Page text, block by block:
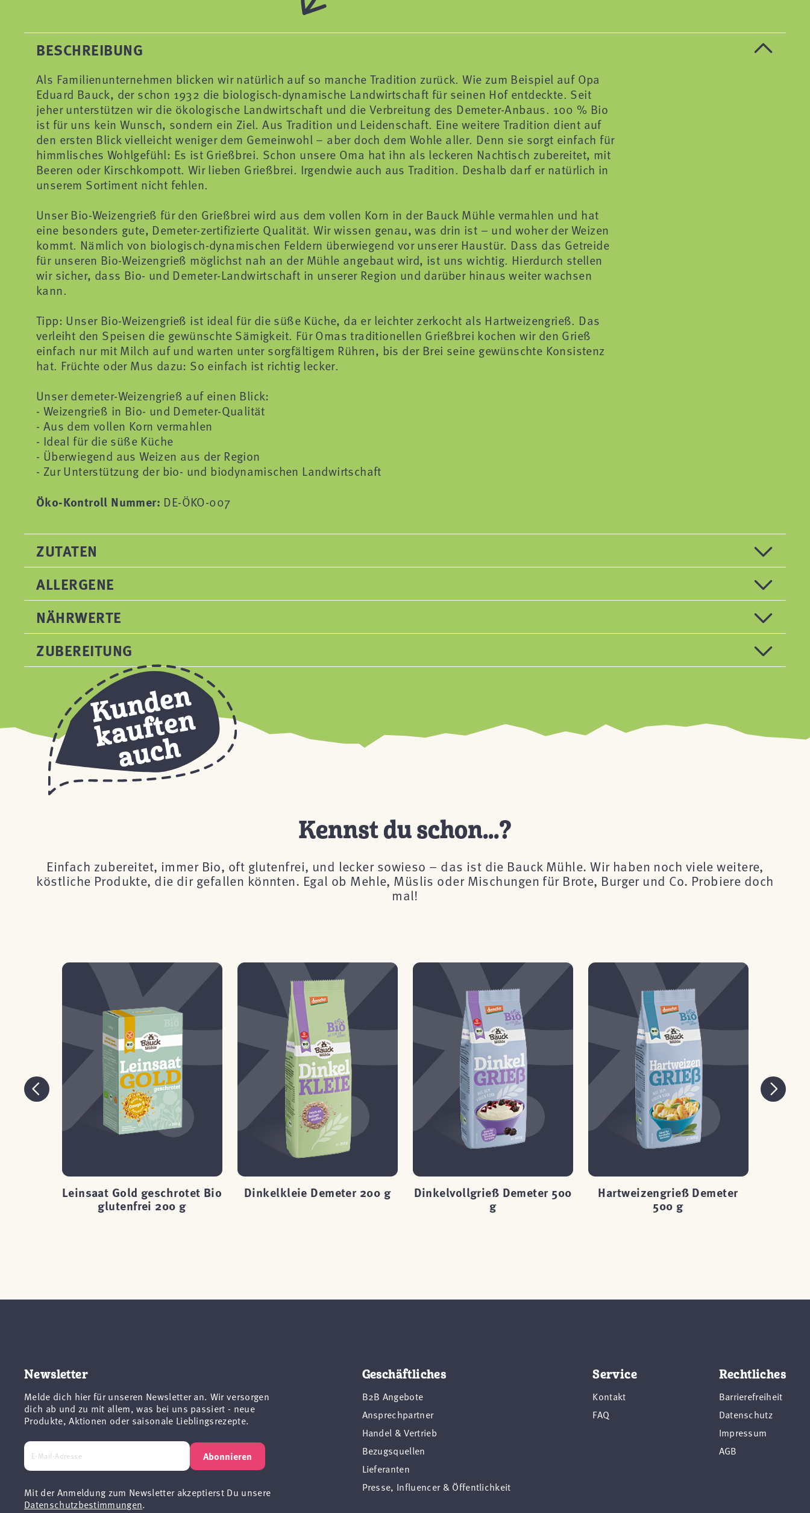
BESCHREIBUNG
Als Familienunternehmen blicken wir natürlich auf so manche Tradition zurück. Wie zum Beispiel auf Opa
Eduard Bauck, der schon 1932 die biologisch-dynamische Landwirtschaft für seinen Hof entdeckte. Seit
jeher unterstützen wir die ökologische Landwirtschaft und die Verbreitung des Demeter-Anbaus. 100 % Bio
ist für uns kein Wunsch, sondern ein Ziel. Aus Tradition und Leidenschaft. Eine weitere Tradition dient auf
den ersten Blick vielleicht weniger dem Gemeinwohl – aber doch dem Wohle aller. Denn sie sorgt einfach für
himmlisches Wohlgefühl: Es ist Grießbrei. Schon unsere Oma hat ihn als leckeren Nachtisch zubereitet, mit
Beeren oder Kirschkompott. Wir lieben Grießbrei. Irgendwie auch aus Tradition. Deshalb darf er natürlich in
unserem Sortiment nicht fehlen.
Unser Bio-Weizengrieß für den Grießbrei wird aus dem vollen Korn in der Bauck Mühle vermahlen und hat
eine besonders gute, Demeter-zertifizierte Qualität. Wir wissen genau, was drin ist – und woher der Weizen
kommt. Nämlich von biologisch-dynamischen Feldern überwiegend vor unserer Haustür. Dass das Getreide
für unseren Bio-Weizengrieß möglichst nah an der Mühle angebaut wird, ist uns wichtig. Hierdurch stellen
wir sicher, dass Bio- und Demeter-Landwirtschaft in unserer Region und darüber hinaus weiter wachsen
kann.
Tipp: Unser Bio-Weizengrieß ist ideal für die süße Küche, da er leichter zerkocht als Hartweizengrieß. Das
verleiht den Speisen die gewünschte Sämigkeit. Für Omas traditionellen Grießbrei kochen wir den Grieß
einfach nur mit Milch auf und warten unter sorgfältigem Rühren, bis der Brei seine gewünschte Konsistenz
hat. Früchte oder Mus dazu: So einfach ist richtig lecker.
Unser demeter-Weizengrieß auf einen Blick:
- Weizengrieß in Bio- und Demeter-Qualität
- Aus dem vollen Korn vermahlen
- Ideal für die süße Küche
- Überwiegend aus Weizen aus der Region
- Zur Unterstützung der bio- und biodynamischen Landwirtschaft
Öko-Kontroll Nummer: DE-ÖKO-007
ZUTATEN
ALLERGENE
NÄHRWERTE
ZUBEREITUNG
Kennst du schon...?
Einfach zubereitet, immer Bio, oft glutenfrei, und lecker sowieso – das ist die Bauck Mühle. Wir haben noch viele weitere,
köstliche Produkte, die dir gefallen könnten. Egal ob Mehle, Müslis oder Mischungen für Brote, Burger und Co. Probiere doch
mal!
Leinsaat Gold geschrotet Bio
glutenfrei 200 g
Dinkelkleie Demeter 200 g Dinkelvollgrieß Demeter 500
g
Hartweizengrieß Demeter
500 g
Newsletter
Melde dich hier für unseren Newsletter an. Wir versorgen
dich ab und zu mit allem, was bei uns passiert - neue
Produkte, Aktionen oder saisonale Lieblingsrezepte.
Abonnieren
Mit der Anmeldung zum Newsletter akzeptierst Du unsere
Datenschutzbestimmungen.
Geschäftliches
B2B Angebote
Ansprechpartner
Handel & Vertrieb
Bezugsquellen
Lieferanten
Presse, Influencer & Öffentlichkeit
Service
Kontakt
FAQ
Rechtliches
Barrierefreiheit
Datenschutz
Impressum
AGB